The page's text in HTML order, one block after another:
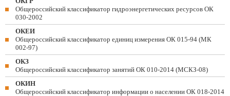
Общероссийский классификатор гидроэнергетических ресурсов ОК
030-2002
ОКЕИ
Общероссийский классификатор единиц измерения ОК 015-94 (МК
002-97)
ОКЗ
Общероссийский классификатор занятий ОК 010-2014 (МСКЗ-08)
ОКИН
Общероссийский классификатор информации о населении ОК 018-2014